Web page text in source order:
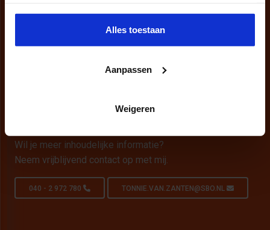
Alles toestaan
Aanpassen
Weigeren
Persoonlijk opleidingsadvies nodig?
Wil je meer inhoudelijke informatie?
Neem vrijblijvend contact op met mij.
040 - 2 972 780 TONNIE.VAN.ZANTEN@SBO.NL